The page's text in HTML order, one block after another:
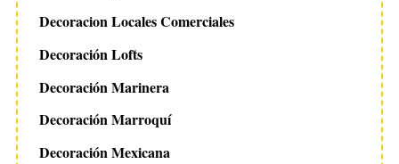
Decoracion Locales Comerciales
Decoración Lofts
Decoración Marinera
Decoración Marroquí
Decoración Mexicana